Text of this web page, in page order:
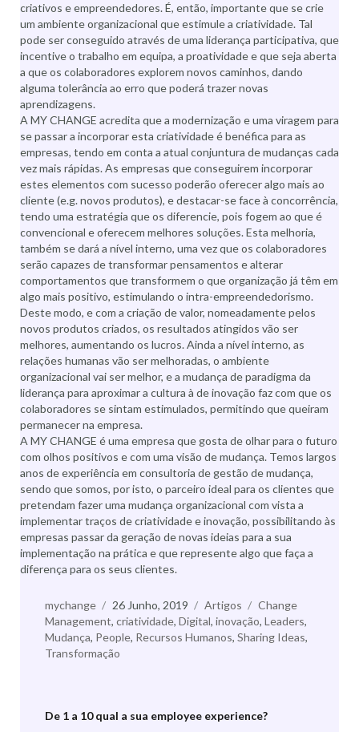
criativos e empreendedores. É, então, importante que se crie
um ambiente organizacional que estimule a criatividade. Tal
pode ser conseguido através de uma liderança participativa, que
incentive o trabalho em equipa, a proatividade e que seja aberta
a que os colaboradores explorem novos caminhos, dando
alguma tolerância ao erro que poderá trazer novas
aprendizagens.
A MY CHANGE acredita que a modernização e uma viragem para
se passar a incorporar esta criatividade é benéfica para as
empresas, tendo em conta a atual conjuntura de mudanças cada
vez mais rápidas. As empresas que conseguirem incorporar
estes elementos com sucesso poderão oferecer algo mais ao
cliente (e.g. novos produtos), e destacar-se face à concorrência,
tendo uma estratégia que os diferencie, pois fogem ao que é
convencional e oferecem melhores soluções. Esta melhoria,
também se dará a nível interno, uma vez que os colaboradores
serão capazes de transformar pensamentos e alterar
comportamentos que transformem o que organização já têm em
algo mais positivo, estimulando o intra-empreendedorismo.
Deste modo, e com a criação de valor, nomeadamente pelos
novos produtos criados, os resultados atingidos vão ser
melhores, aumentando os lucros. Ainda a nível interno, as
relações humanas vão ser melhoradas, o ambiente
organizacional vai ser melhor, e a mudança de paradigma da
liderança para aproximar a cultura à de inovação faz com que os
colaboradores se sintam estimulados, permitindo que queiram
permanecer na empresa.
A MY CHANGE é uma empresa que gosta de olhar para o futuro
com olhos positivos e com uma visão de mudança. Temos largos
anos de experiência em consultoria de gestão de mudança,
sendo que somos, por isto, o parceiro ideal para os clientes que
pretendam fazer uma mudança organizacional com vista a
implementar traços de criatividade e inovação, possibilitando às
empresas passar da geração de novas ideias para a sua
implementação na prática e que represente algo que faça a
diferença para os seus clientes.
Autor
mychange
Publicado
a
26 Junho, 2019 Categorias
Artigos Etiquetas
Change
Management, criatividade, Digital, inovação, Leaders,
Mudança, People, Recursos Humanos, Sharing Ideas,
Transformação
De 1 a 10 qual a sua employee experience?